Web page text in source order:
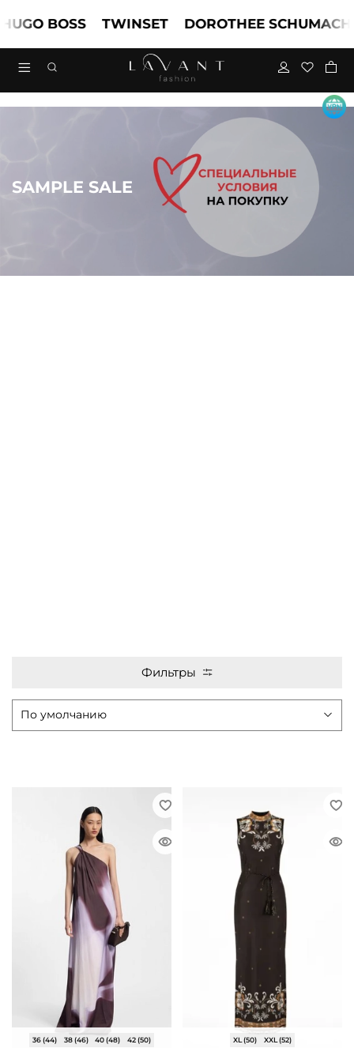
BOSS TWINSET DOROTHEE SCHUMACHER
SAMPLE SALE
Фильтры
36 (44) 38 (46) 40 (48) 42 (50) XL (50) XXL (52)